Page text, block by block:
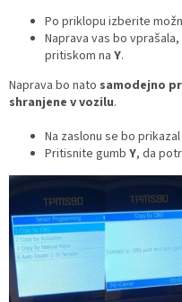
Po priklopu izberite
Naprava vas bo
pritiskom na Y.
Naprava bo nato samodejno
shranjene v vozilu.
Na zaslonu se bo
Pritisnite gumb Y, da